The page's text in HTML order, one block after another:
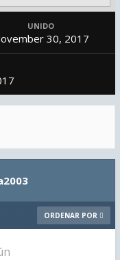
UNIDO
30, 2017
ORDENAR POR